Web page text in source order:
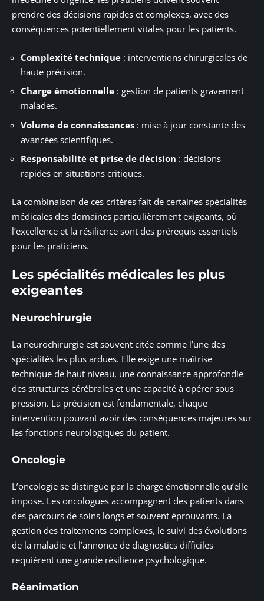
prendre des décisions rapides et complexes, avec des
conséquences potentiellement vitales pour les patients.
Complexité technique : interventions chirurgicales de
haute précision.
Charge émotionnelle : gestion de patients gravement
malades.
Volume de connaissances : mise à jour constante des
avancées scientifiques.
Responsabilité et prise de décision : décisions
rapides en situations critiques.
La combinaison de ces critères fait de certaines spécialités
médicales des domaines particulièrement exigeants, où
l’excellence et la résilience sont des prérequis essentiels
pour les praticiens.
Les spécialités médicales les plus
exigeantes
Neurochirurgie
La neurochirurgie est souvent citée comme l’une des
spécialités les plus ardues. Elle exige une maîtrise
technique de haut niveau, une connaissance approfondie
des structures cérébrales et une capacité à opérer sous
pression. La précision est fondamentale, chaque
intervention pouvant avoir des conséquences majeures sur
les fonctions neurologiques du patient.
Oncologie
L’oncologie se distingue par la charge émotionnelle qu’elle
impose. Les oncologues accompagnent des patients dans
des parcours de soins longs et souvent éprouvants. La
gestion des traitements complexes, le suivi des évolutions
de la maladie et l’annonce de diagnostics difficiles
requièrent une grande résilience psychologique.
Réanimation